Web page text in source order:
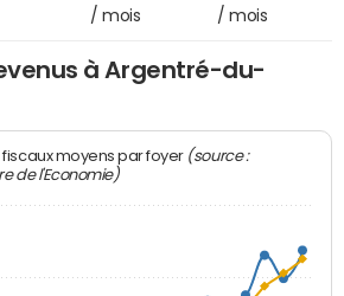
/ mois
/ mois
à Argentré-du-
fiscaux moyens par foyer (source :
de l'Economie)